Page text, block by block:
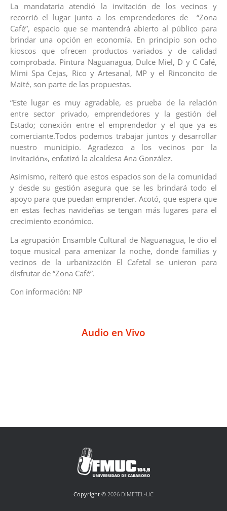
La mandataria atendió la invitación de los vecinos y
recorrió el lugar junto a los emprendedores de “Zona
Café”, espacio que se mantendrá abierto al público para
brindar una opción en economía. En principio son ocho
kioscos que ofrecen productos variados y de calidad
comprobada. Pintura Naguanagua, Dulce Miel, D y C Café,
Mimi Spa Cejas, Rico y Artesanal, MP y el Rinconcito de
Maité, son parte de las propuestas.
“Este lugar es muy agradable, es prueba de la relación
entre sector privado, emprendedores y la gestión del
Estado; conexión entre el emprendedor y el que ya es
comerciante.Todos podemos trabajar juntos y desarrollar
nuestro municipio. Agradezco a los vecinos por la
invitación», enfatizó la alcaldesa Ana González.
Asimismo, reiteró que estos espacios son de la comunidad
y desde su gestión asegura que se les brindará todo el
apoyo para que puedan emprender. Acotó, que espera que
en estas fechas navideñas se tengan más lugares para el
crecimiento económico.
La agrupación Ensamble Cultural de Naguanagua, le dio el
toque musical para amenizar la noche, donde familias y
vecinos de la urbanización El Cafetal se unieron para
disfrutar de “Zona Café”.
Con información: NP
Audio en Vivo
Copyright © 2026 DIMETEL-UC